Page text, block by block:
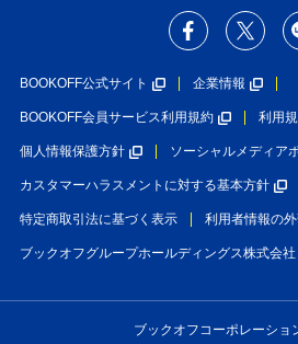
BOOKOFF公式サイト 企業情報
BOOKOFF会員サービス利用規約 利用
個人情報保護方針 ソーシャルメディア
カスタマーハラスメントに対する基本方針
特定商取引法に基づく表示 利用者情報の
ブックオフグループホールディングス株式会社
ブックオフコーポレーショ